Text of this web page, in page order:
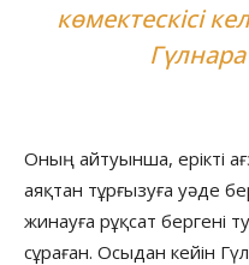
көмектескісі
Оның айтуынша, ерікті
аяқтан тұрғызуға уәде
жинауға рұқсат бергені
сұраған. Осыдан кейін